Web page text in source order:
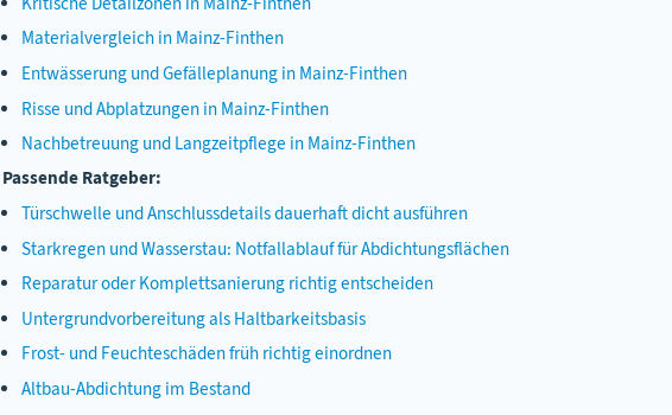
Materialvergleich in Mainz-Finthen
Entwässerung und Gefälleplanung in Mainz-Finthen
Risse und Abplatzungen in Mainz-Finthen
Nachbetreuung und Langzeitpflege in Mainz-Finthen
Passende Ratgeber:
Türschwelle und Anschlussdetails dauerhaft dicht ausführen
Starkregen und Wasserstau: Notfallablauf für Abdichtungsflächen
Reparatur oder Komplettsanierung richtig entscheiden
Untergrundvorbereitung als Haltbarkeitsbasis
Frost- und Feuchteschäden früh richtig einordnen
Altbau-Abdichtung im Bestand